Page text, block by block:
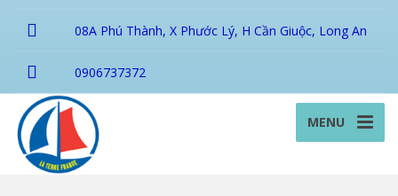
08A Phú Thành, X Phước Lý, H Cần Giuộc, Long An
0906737372
MENU